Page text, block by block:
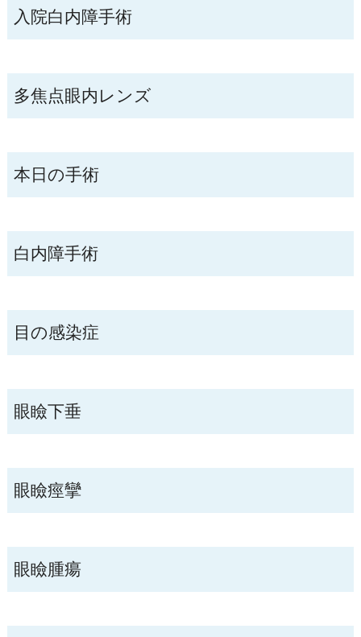
入院白内障手術
多焦点眼内レンズ
本日の手術
白内障手術
目の感染症
眼瞼下垂
眼瞼痙攣
眼瞼腫瘍